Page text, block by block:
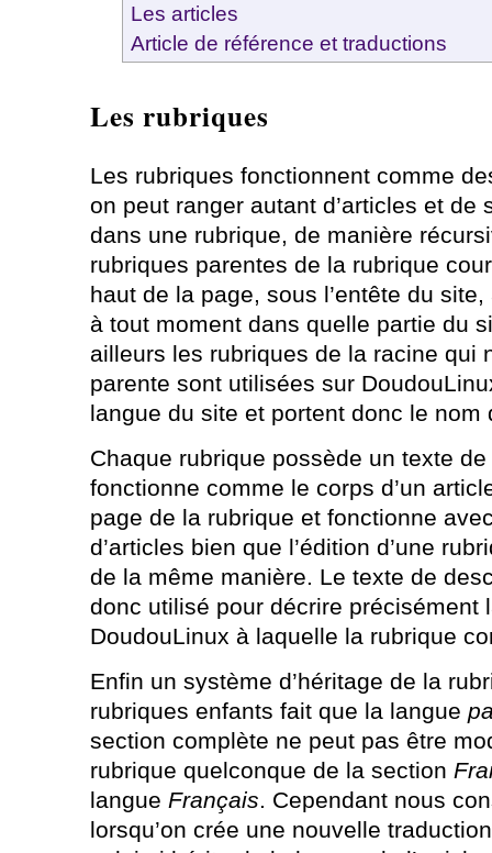
Les articles
Article de référence et traductions
Les rubriques
Les rubriques fonctionnent comme
on peut ranger autant d’articles et de
dans une rubrique, de manière
rubriques parentes de la rubrique
haut de la page, sous l’entête du
à tout moment dans quelle partie du
ailleurs les rubriques de la racine qui
parente sont utilisées sur
langue du site et portent donc le nom
Chaque rubrique possède un texte
fonctionne comme le corps d’un
page de la rubrique et fonctionne
d’articles bien que l’édition d’une
de la même manière. Le texte de
donc utilisé pour décrire précisément
DoudouLinux à laquelle la rubrique
Enfin un système d’héritage de la
rubriques enfants fait que la langue
section complète ne peut pas être
rubrique quelconque de la section
langue Français. Cependant nous
lorsqu’on crée une nouvelle